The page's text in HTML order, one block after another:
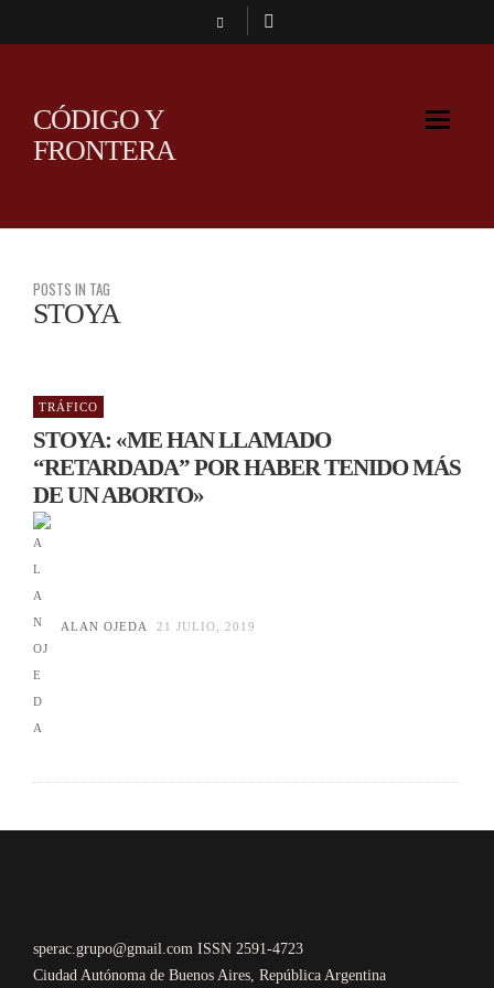
CÓDIGO Y
FRONTERA
POSTS IN TAG
STOYA
TRÁFICO
STOYA: «ME HAN LLAMADO
“RETARDADA” POR HABER TENIDO MÁS
DE UN ABORTO»
ALAN OJEDA 21 JULIO, 2019
sperac.grupo@gmail.com ISSN 2591-4723
Ciudad Autónoma de Buenos Aires, República Argentina